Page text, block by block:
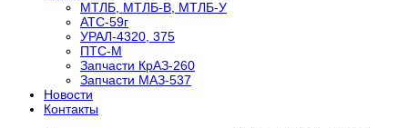
МТЛБ, МТЛБ-В, МТЛБ-У
АТС-59г
УРАЛ-4320, 375
ПТС-М
Запчасти КрАЗ-260
Запчасти МАЗ-537
Новости
Контакты